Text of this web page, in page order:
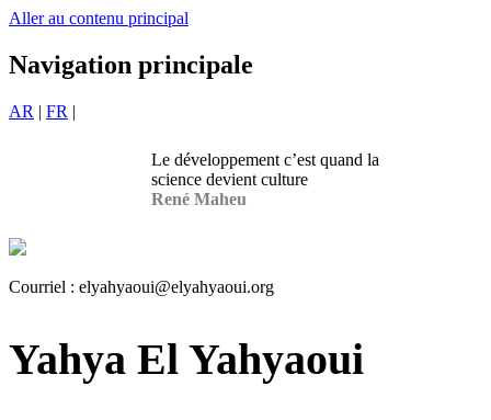
Aller au contenu principal
Navigation principale
AR | FR |
Le développement c’est quand la
science devient culture
René Maheu
Courriel : elyahyaoui@elyahyaoui.org
Yahya El Yahyaoui